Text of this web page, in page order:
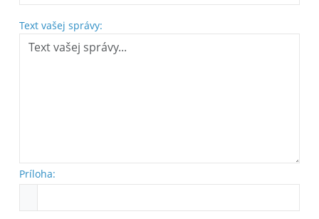
Text vašej správy:
Príloha: